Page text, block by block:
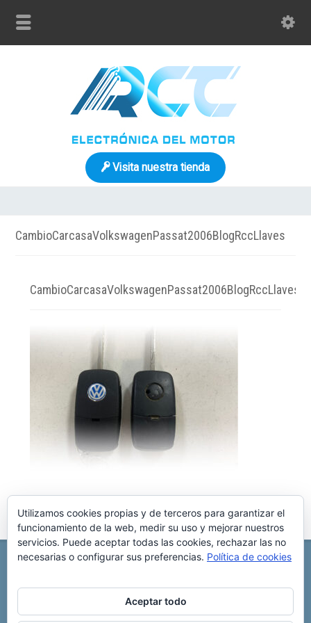
Visita nuestra tienda
CambioCarcasaVolkswagenPassat2006BlogRccLlaves
CambioCarcasaVolkswagenPassat2006BlogRccLlaves
REPARACIÓN CENTRALITA DE COCHE
C/ Virgen del pilar, 6 ,
Copyright © 2025 Reparación Centralita De Coche
Utilizamos cookies propias y de terceros para garantizar el
funcionamiento de la web, medir su uso y mejorar nuestros
servicios. Puede aceptar todas las cookies, rechazar las no
necesarias o configurar sus preferencias. Política de cookies
Aceptar todo